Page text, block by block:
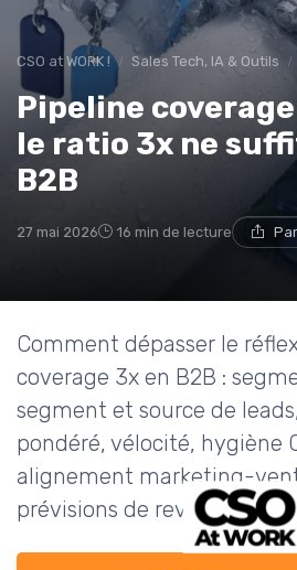
CSO at WORK ! Sales Tech, IA & Outils
Pipeline
le ratio 3x ne
B2B
27 mai 2026 16 min de lecture
Comment dépasser le
coverage 3x en B2B :
segment et source de
pondéré, vélocité, hygiène
alignement marketing-
prévisions de revenus plus